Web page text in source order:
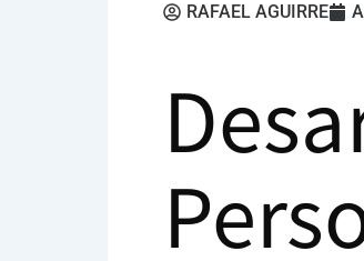
RAFAEL AGUIRRE